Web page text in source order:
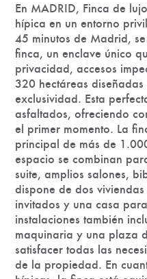
En MADRID, Finca de
hípica en un entorno
45 minutos de Madrid,
finca, un enclave único
privacidad, accesos
320 hectáreas
exclusividad. Esta
asfaltados, ofreciendo
el primer momento. La
principal de más de
espacio se combinan
suite, amplios salones,
dispone de dos
invitados y una casa
instalaciones también
maquinaria y una plaza
satisfacer todas las
de la propiedad. En